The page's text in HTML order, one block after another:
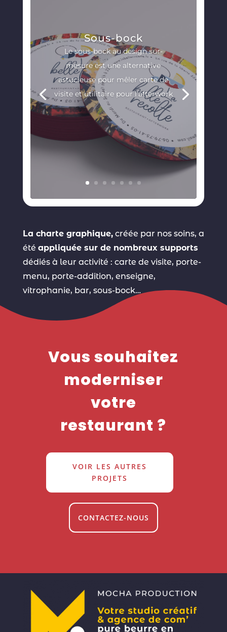
Sous-bock
Le sous-bock au design sur-
mesure est une alternative
astucieuse pour mêler carte de
visite et utilitaire pour l’afterwork
La charte graphique,créée par nos soins, a
été appliquée sur de nombreux supports
dédiés à leur activité : carte de visite, porte-
menu, porte-addition, enseigne,
vitrophanie, bar, sous-bock…
Vous souhaitez
moderniser
votre
restaurant ?
VOIR LES AUTRES
PROJETS
CONTACTEZ-NOUS